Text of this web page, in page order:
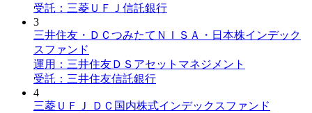
受託：三菱ＵＦＪ信託銀行
3
三井住友・ＤＣつみたてＮＩＳＡ・日本株インデック
スファンド
運用：三井住友ＤＳアセットマネジメント
受託：三井住友信託銀行
4
三菱ＵＦＪ ＤＣ国内株式インデックスファンド